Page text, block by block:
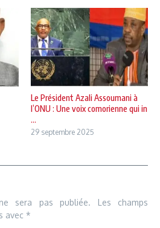
Le Président Azali Assoumani à
l’ONU : Une voix comorienne qui in
...
29 septembre 2025
sera pas publiée.
Les champs
avec *